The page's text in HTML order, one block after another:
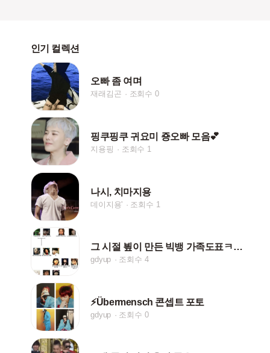
인기 컬렉션
오빠 좀 여며
재래김곤 조회수 0
핑쿠핑쿠 귀요미 죵오빠 모음💕
지용핑 조회수 1
나시, 치마지용
데이지용' 조회수 1
그 시절 빂이 만든 빅뱅 가족도표ㅋㅋㅋㅋㅋ
gdyup 조회수 4
⚡Übermensch 콘셉트 포토
gdyup 조회수 0